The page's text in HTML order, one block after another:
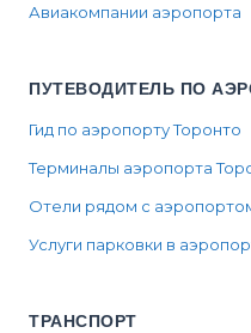
Авиакомпании аэропорта
ПУТЕВОДИТЕЛЬ ПО
Гид по аэропорту Торонто
Терминалы аэропорта
Отели рядом с
Услуги парковки в
ТРАНСПОРТ